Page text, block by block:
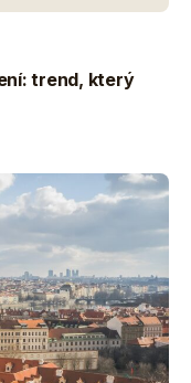
trend, který